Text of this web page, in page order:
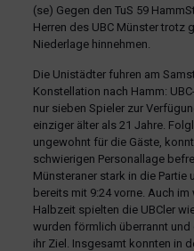
(se) Gegen den TuS 59
Herren des UBC Münster trotz
Niederlage hinnehmen.
Die Unistädter fuhren am
Konstellation nach Hamm:
nur sieben Spieler zur
einziger älter als 21 Jahre.
ungewohnt für die Gäste,
schwierigen Personallage
Münsteraner stark in die Partie
bereits mit 9:24 vorne. Auch
Halbzeit spielten die UBCler
wurden förmlich überrannt
ihr Ziel. Insgesamt konnten in